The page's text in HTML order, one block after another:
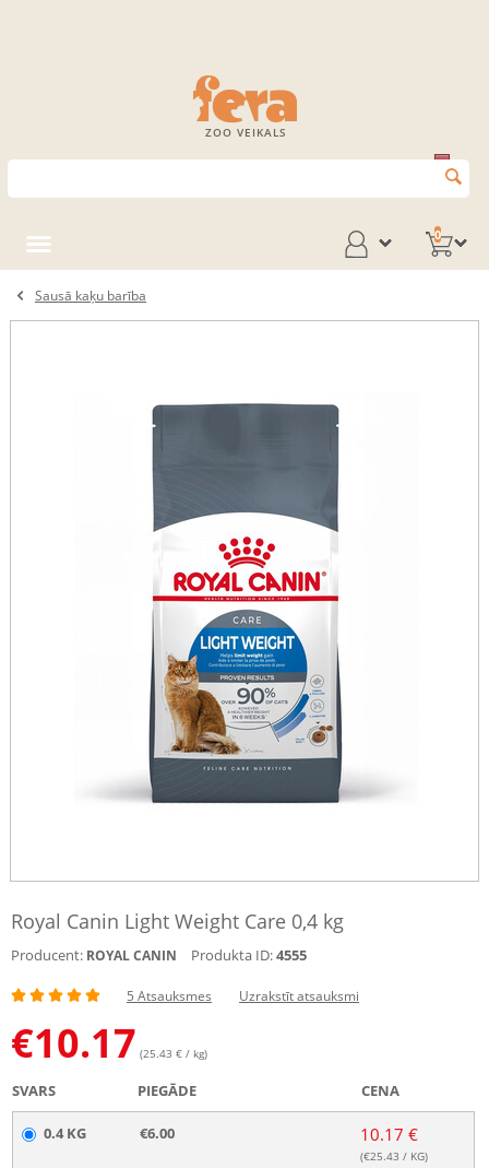
ZOO VEIKALS
0
Sausā kaķu barība
Royal Canin Light Weight Care 0,4 kg
Producent: ROYAL CANIN Produkta ID:4555
5 Atsauksmes Uzrakstīt atsauksmi
€10.17 (25.43 € / kg)
SVARS PIEGĀDE CENA
0.4 KG €6.00 10.17 €
(€25.43 / KG)